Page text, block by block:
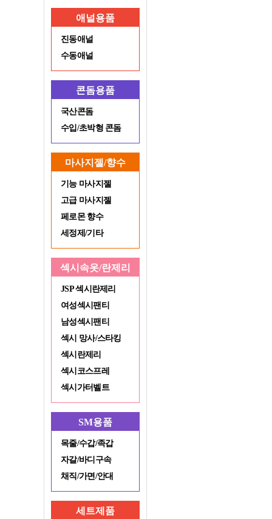
애널용품
진동애널
수동애널
콘돔용품
국산콘돔
수입/초박형 콘돔
마사지젤/향수
기능 마사지젤
고급 마사지젤
페로몬 향수
세정제/기타
섹시속옷/란제리
JSP 섹시란제리
여성섹시팬티
남성섹시팬티
섹시 망사/스타킹
섹시란제리
섹시코스프레
섹시가터벨트
SM용품
목줄/수갑/족갑
자갈/바디구속
채직/가면/안대
세트제품